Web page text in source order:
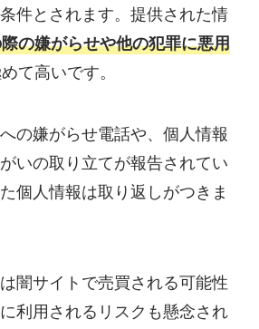
件とされます。提供された情
の嫌がらせや他の犯罪に悪用
て高いです。
の嫌がらせ電話や、個人情報
いの取り立てが報告されてい
個人情報は取り返しがつきま
闇サイトで売買される可能性
利用されるリスクも懸念され